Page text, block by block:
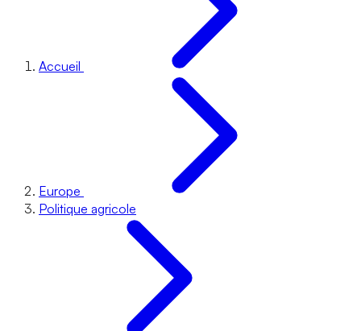
Accueil
Europe
Politique agricole